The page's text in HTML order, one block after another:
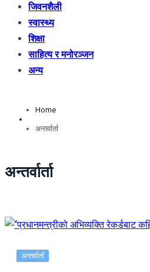
जिवनशैली
स्वास्थ्य
शिक्षा
साहित्य र मनोरञ्जन
अन्य
Home
अन्तर्वार्ता
अन्तर्वार्ता
अन्तर्वार्ता